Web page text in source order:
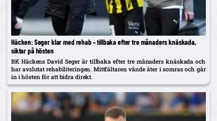
Häcken: Seger klar med rehab – tillbaka efter tre månaders knäskada,
siktar på hösten
BK Häckens David Seger är tillbaka efter tre månaders knäskada och
har avslutat rehabiliteringen. Mittfältaren vände åter i somras och går
in i hösten för att bidra direkt.